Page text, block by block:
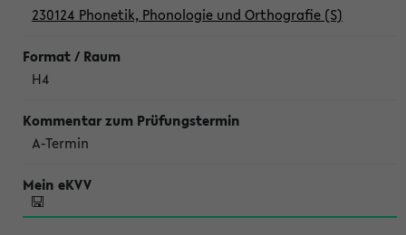
230124 Phonetik, Phonologie und Orthografie (S)
H4
A-Termin